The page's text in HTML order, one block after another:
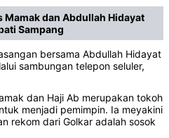
Mamak dan Abdullah Hidayat
Sampang
bersama Abdullah Hidayat
sambungan telepon seluler,
dan Haji Ab merupakan tokoh
menjadi pemimpin. Ia meyakini
rekom dari Golkar adalah sosok